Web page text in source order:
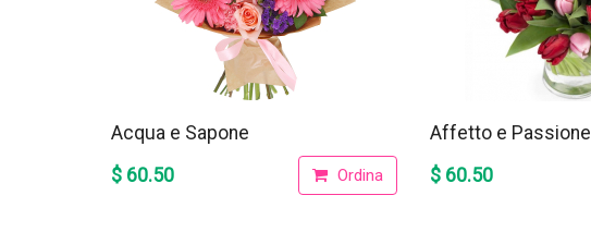
Acqua e Sapone
$ 60.50
Ordina
Affetto e Passione
$ 60.50